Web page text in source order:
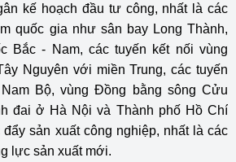
kế hoạch đầu tư công, nhất là các
quốc gia như sân bay Long Thành,
Bắc - Nam, các tuyến kết nối vùng
Nguyên với miền Trung, các tuyến
Bộ, vùng Đồng bằng sông Cửu
đai ở Hà Nội và Thành phố Hồ Chí
đẩy sản xuất công nghiệp, nhất là các
lực sản xuất mới.